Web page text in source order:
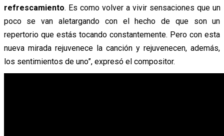
refrescamiento. Es como volver a vivir sensaciones que un
poco se van aletargando con el hecho de que son un
repertorio que estás tocando constantemente. Pero con esta
nueva mirada rejuvenece la canción y rejuvenecen, además,
los sentimientos de uno”, expresó el compositor.